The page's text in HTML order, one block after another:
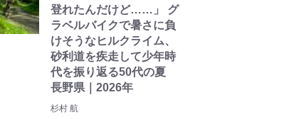
登れたんだけど……」 グ
ラベルバイクで暑さに負
けそうなヒルクライム、
砂利道を疾走して少年時
代を振り返る50代の夏
長野県｜2026年
杉村 航